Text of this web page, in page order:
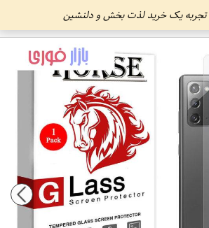
- تجربه یک خرید لذت بخش و دلنشین